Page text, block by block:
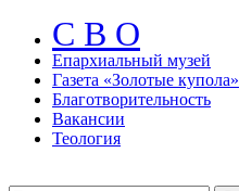
С В О
Епархиальный музeй
Газета «Золотые купола»
Благотворительность
Вакансии
Теология